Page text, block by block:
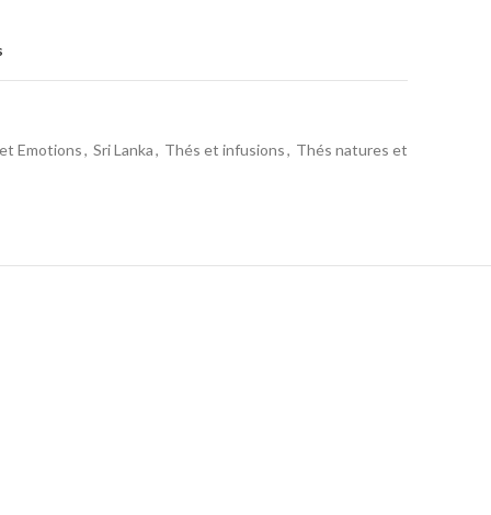
Emotions, Sri Lanka, Thés et infusions, Thés natures et